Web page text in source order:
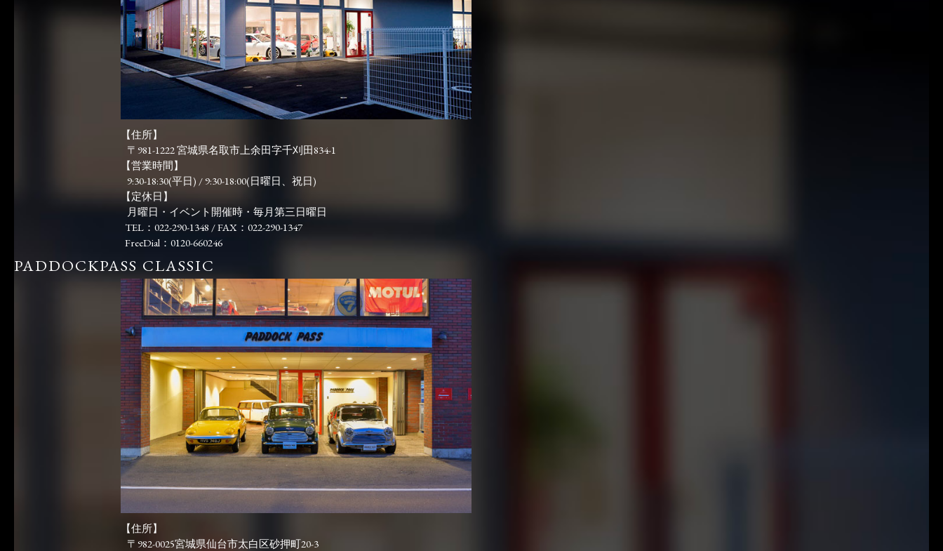
【住所】
〒981-1222 宮城県名取市上余田字千刈田834-1
【営業時間】
9:30-18:30(平日) / 9:30-18:00(日曜日、祝日)
【定休日】
月曜日・イベント開催時・毎月第三日曜日
TEL：022-290-1348 / FAX：022-290-1347
FreeDial：0120-660246
PADDOCKPASS CLASSIC
【住所】
〒982-0025宮城県仙台市太白区砂押町20-3